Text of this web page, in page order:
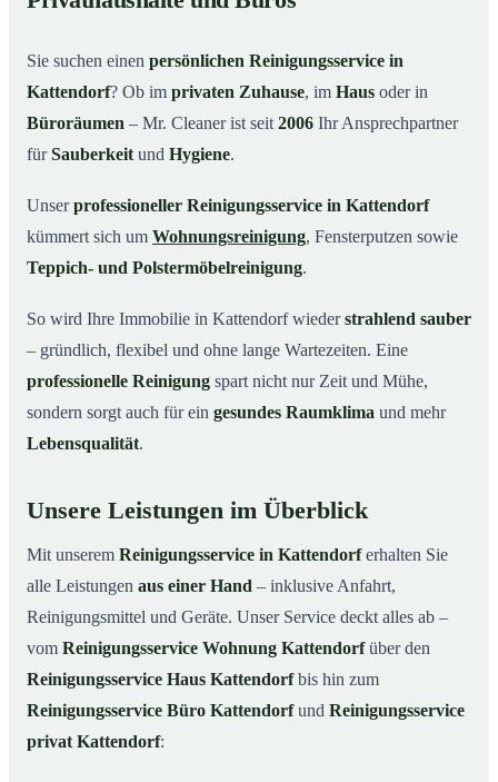
04So einfach funktioniert’s
Typische Anlässe für einen Reinigungsservice
08So arbeitet ein Reinigungsservice in Kattendorf
wirklich
Sie suchen einen persönlichen Reinigungsservice in
Kattendorf? Ob im privaten Zuhause, im Haus oder in
Büroräumen – Mr. Cleaner ist seit 2006 Ihr Ansprechpartner
fürSauberkeit und Hygiene.
Unserprofessioneller Reinigungsservice in Kattendorf
kümmert sich um Wohnungsreinigung, Fensterputzen sowie
Teppich- und Polstermöbelreinigung.
So wird Ihre Immobilie in Kattendorf wiederstrahlend sauber
– gründlich, flexibel und ohne lange Wartezeiten. Eine
professionelle Reinigung spart nicht nur Zeit und Mühe,
sondern sorgt auch für ein gesundes Raumklima und mehr
Lebensqualität.
Unsere Leistungen im Überblick
Mit unserem Reinigungsservice in Kattendorferhalten Sie
alle Leistungen aus einer Hand – inklusive Anfahrt,
Reinigungsmittel und Geräte. Unser Service deckt alles ab –
vom Reinigungsservice Wohnung Kattendorfüber den
Reinigungsservice Haus Kattendorfbis hin zum
Reinigungsservice Büro Kattendorfund Reinigungsservice
privat Kattendorf: